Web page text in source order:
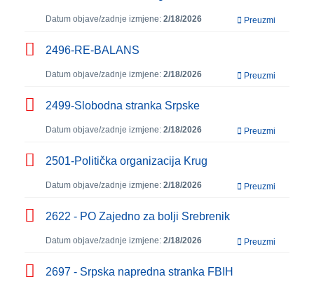
Datum objave/zadnje izmjene: 2/18/2026 Preuzmi
2496-RE-BALANS
Datum objave/zadnje izmjene: 2/18/2026 Preuzmi
2499-Slobodna stranka Srpske
Datum objave/zadnje izmjene: 2/18/2026 Preuzmi
2501-Politička organizacija Krug
Datum objave/zadnje izmjene: 2/18/2026 Preuzmi
2622 - PO Zajedno za bolji Srebrenik
Datum objave/zadnje izmjene: 2/18/2026 Preuzmi
2697 - Srpska napredna stranka FBIH